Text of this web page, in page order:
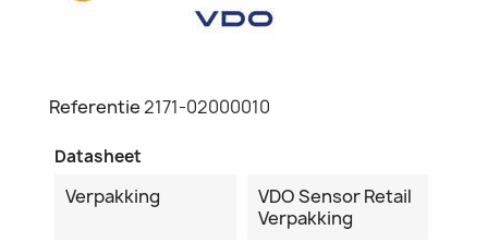
Referentie2171-02000010
Datasheet
Verpakking
VDO Sensor Retail
Verpakking